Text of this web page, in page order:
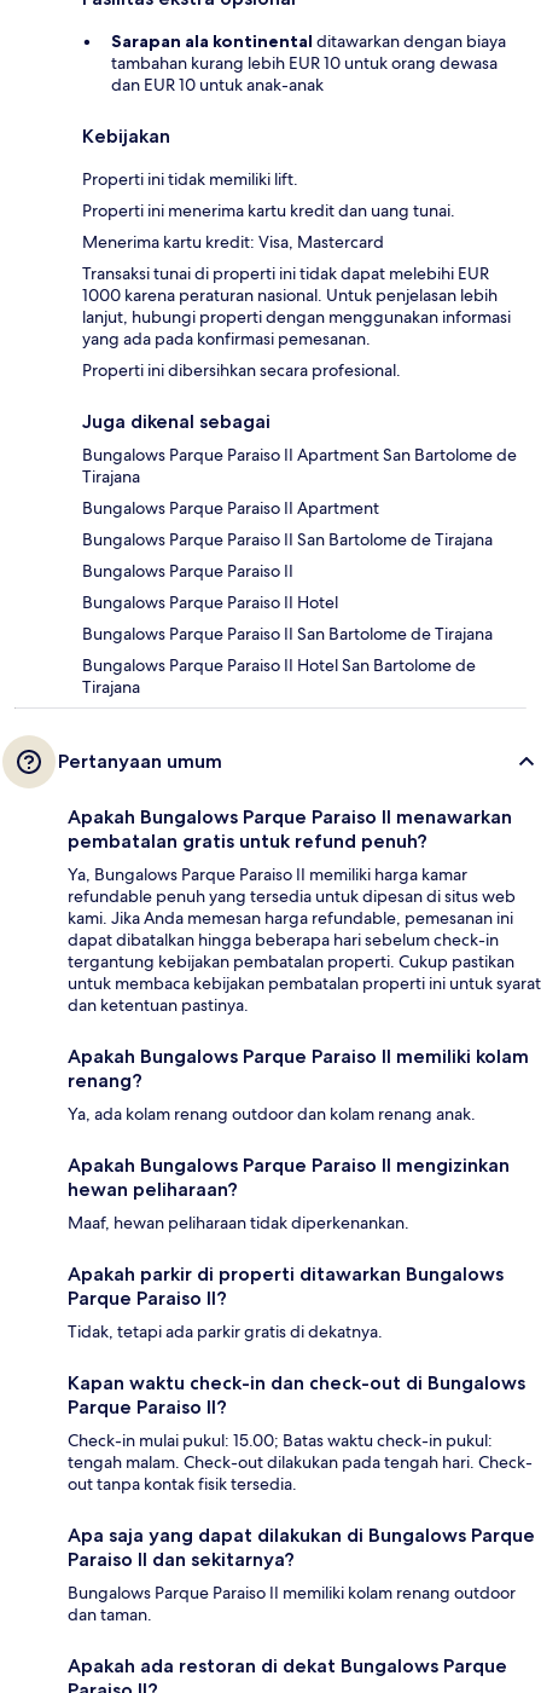
Sarapan ala kontinental ditawarkan dengan biaya
tambahan kurang lebih EUR 10 untuk orang dewasa
dan EUR 10 untuk anak-anak
Kebijakan
Properti ini tidak memiliki lift.
Properti ini menerima kartu kredit dan uang tunai.
Menerima kartu kredit: Visa, Mastercard
Transaksi tunai di properti ini tidak dapat melebihi EUR
1000 karena peraturan nasional. Untuk penjelasan lebih
lanjut, hubungi properti dengan menggunakan informasi
yang ada pada konfirmasi pemesanan.
Properti ini dibersihkan secara profesional.
Juga dikenal sebagai
Bungalows Parque Paraiso II Apartment San Bartolome de
Tirajana
Bungalows Parque Paraiso II Apartment
Bungalows Parque Paraiso II San Bartolome de Tirajana
Bungalows Parque Paraiso II
Bungalows Parque Paraiso II Hotel
Bungalows Parque Paraiso II San Bartolome de Tirajana
Bungalows Parque Paraiso II Hotel San Bartolome de
Tirajana
Pertanyaan umum
Apakah Bungalows Parque Paraiso II menawarkan
pembatalan gratis untuk refund penuh?
Ya, Bungalows Parque Paraiso II memiliki harga kamar
refundable penuh yang tersedia untuk dipesan di situs web
kami. Jika Anda memesan harga refundable, pemesanan ini
dapat dibatalkan hingga beberapa hari sebelum check-in
tergantung kebijakan pembatalan properti. Cukup pastikan
untuk membaca kebijakan pembatalan properti ini untuk syarat
dan ketentuan pastinya.
Apakah Bungalows Parque Paraiso II memiliki kolam
renang?
Ya, ada kolam renang outdoor dan kolam renang anak.
Apakah Bungalows Parque Paraiso II mengizinkan
hewan peliharaan?
Maaf, hewan peliharaan tidak diperkenankan.
Apakah parkir di properti ditawarkan Bungalows
Parque Paraiso II?
Tidak, tetapi ada parkir gratis di dekatnya.
Kapan waktu check-in dan check-out di Bungalows
Parque Paraiso II?
Check-in mulai pukul: 15.00; Batas waktu check-in pukul:
tengah malam. Check-out dilakukan pada tengah hari. Check-
out tanpa kontak fisik tersedia.
Apa saja yang dapat dilakukan di Bungalows Parque
Paraiso II dan sekitarnya?
Bungalows Parque Paraiso II memiliki kolam renang outdoor
dan taman.
Apakah ada restoran di dekat Bungalows Parque